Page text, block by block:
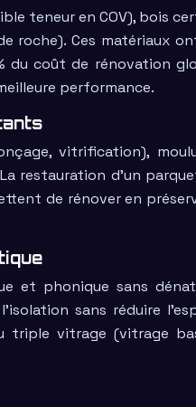
teneur en COV), bois
roche). Ces matériaux
du coût de rénovation
performance.
vitrification),
restauration d’un
de rénover en
et phonique sans
sans réduire
triple vitrage (vitrage